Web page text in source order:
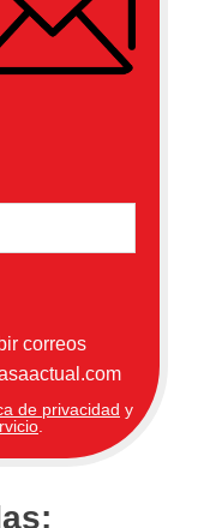
correos
de privacidad y